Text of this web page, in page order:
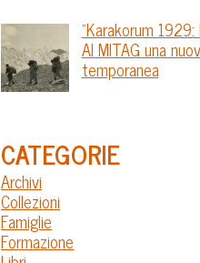
“Karakorum
Al MITAG una
temporanea
CATEGORIE
Archivi
Collezioni
Famiglie
Formazione